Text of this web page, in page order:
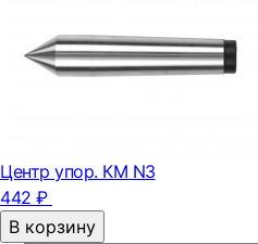
Центр упор. КМ N3
442 ₽
В корзину